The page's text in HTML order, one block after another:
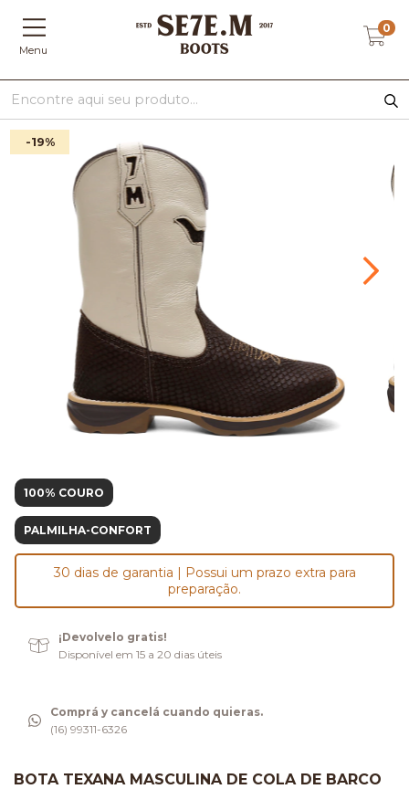
Menu
0
-19%
100% COURO
PALMILHA-CONFORT
30 dias de garantia | Possui um prazo extra para
preparação.
¡Devolvelo gratis!
Disponível em 15 a 20 dias úteis
Comprá y cancelá cuando quieras.
(16) 99311-6326
BOTA TEXANA MASCULINA DE COLA DE BARCO